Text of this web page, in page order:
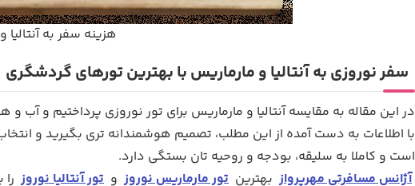
هزینه سفر به
سفر نوروزی به آنتالیا و مارماریس با بهترین تورهای گردشگری
در این مقاله به مقایسه آنتالیا و مارماریس برای تور نوروزی پرداختیم و
با اطلاعات به دست آمده از این مطلب، تصمیم هوشمندانه تری بگیرید و
است و کاملا به سلیقه، بودجه و روحیه تان بستگی دارد.
آژانس مسافرتی مهرپرواز بهترین تور مارماریس نوروز و تور آنتالیا نوروز